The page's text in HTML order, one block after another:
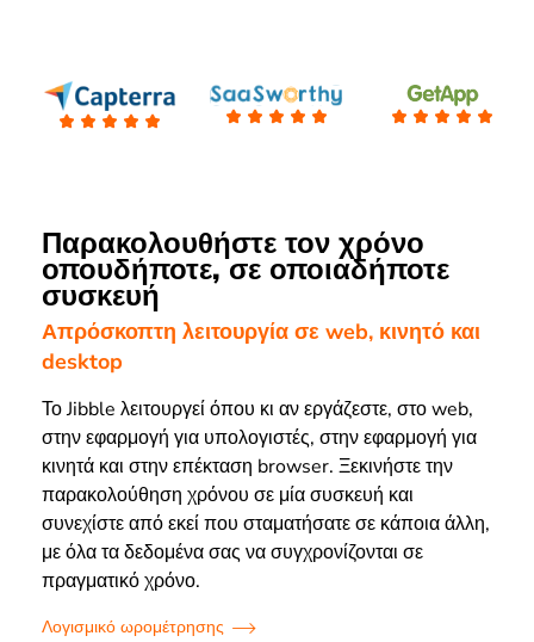
Παρακολουθήστε τον χρόνο
οπουδήποτε, σε οποιαδήποτε
συσκευή
Απρόσκοπτη λειτουργία σε web, κινητό και
desktop
Το Jibble λειτουργεί όπου κι αν εργάζεστε, στο web,
στην εφαρμογή για υπολογιστές, στην εφαρμογή για
κινητά και στην επέκταση browser. Ξεκινήστε την
παρακολούθηση χρόνου σε μία συσκευή και
συνεχίστε από εκεί που σταματήσατε σε κάποια άλλη,
με όλα τα δεδομένα σας να συγχρονίζονται σε
πραγματικό χρόνο.
Λογισμικό ωρομέτρησης